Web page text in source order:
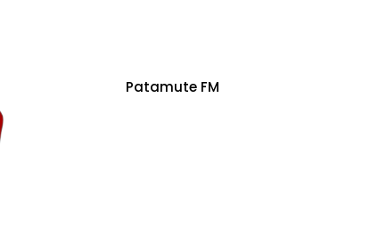
Patamute FM